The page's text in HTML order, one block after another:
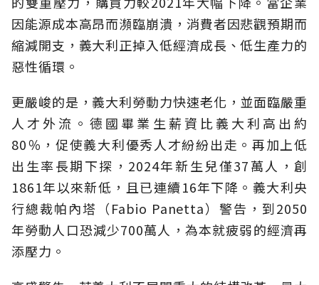
因能源成本高昂而瀕臨崩潰，消費者因悲觀預期而
縮減開支，義大利正掉入低經濟成長、低生產力的
惡性循環。
更嚴峻的是，義大利勞動力快速老化，並面臨嚴重
人才外流。德國畢業生薪資比義大利高出約
80％，促使義大利優秀人才紛紛出走。再加上低
出生率長期下探，2024年新生兒僅37萬人，創
1861年以來新低，且已連續16年下降。義大利央
行總裁帕內塔（Fabio Panetta）警告，到2050
年勞動人口恐減少700萬人，為本就疲弱的經濟再
添壓力。